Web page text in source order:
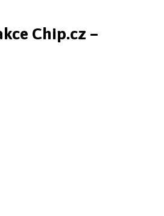
Chip.cz –